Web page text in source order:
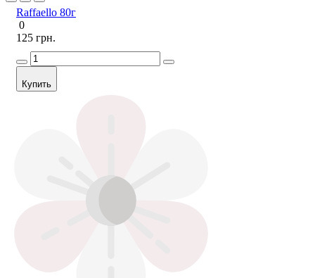
Raffaello 80г
0
125 грн.
Купить